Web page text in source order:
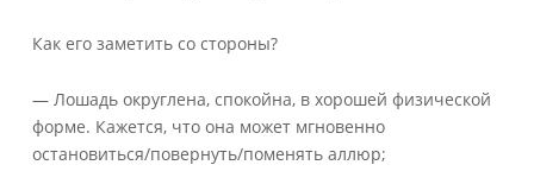
Как его заметить со стороны?
— Лошадь округлена, спокойна, в хорошей физической
форме. Кажется, что она может мгновенно
остановиться/повернуть/поменять аллюр;